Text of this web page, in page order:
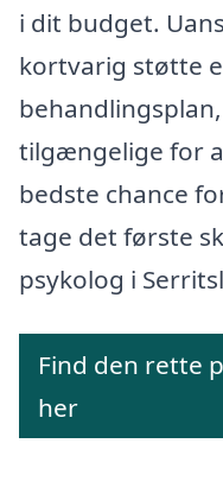
i dit budget.
kortvarig støtte
tilgængelige for
bedste chance
tage det første
psykolog i
Find den rette
her